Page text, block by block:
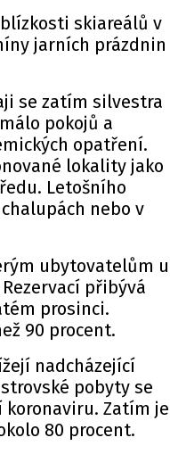
skiareálů v
jarních prázdnin
se zatím silvestra
pokojů a
opatření.
lokality jako
Letošního
nebo v
ubytovatelům u
přibývá
prosinci.
90 procent.
nadcházející
pobyty se
Zatím je
80 procent.